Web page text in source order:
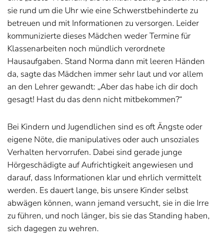
sie rund um die Uhr wie eine Schwerstbehinderte zu
betreuen und mit Informationen zu versorgen. Leider
kommunizierte dieses Mädchen weder Termine für
Klassenarbeiten noch mündlich verordnete
Hausaufgaben. Stand Norma dann mit leeren Händen
da, sagte das Mädchen immer sehr laut und vor allem
an den Lehrer gewandt: „Aber das habe ich dir doch
gesagt! Hast du das denn nicht mitbekommen?“
Bei Kindern und Jugendlichen sind es oft Ängste oder
eigene Nöte, die manipulatives oder auch unsoziales
Verhalten hervorrufen. Dabei sind gerade junge
Hörgeschädigte auf Aufrichtigkeit angewiesen und
darauf, dass Informationen klar und ehrlich vermittelt
werden. Es dauert lange, bis unsere Kinder selbst
abwägen können, wann jemand versucht, sie in die Irre
zu führen, und noch länger, bis sie das Standing haben,
sich dagegen zu wehren.